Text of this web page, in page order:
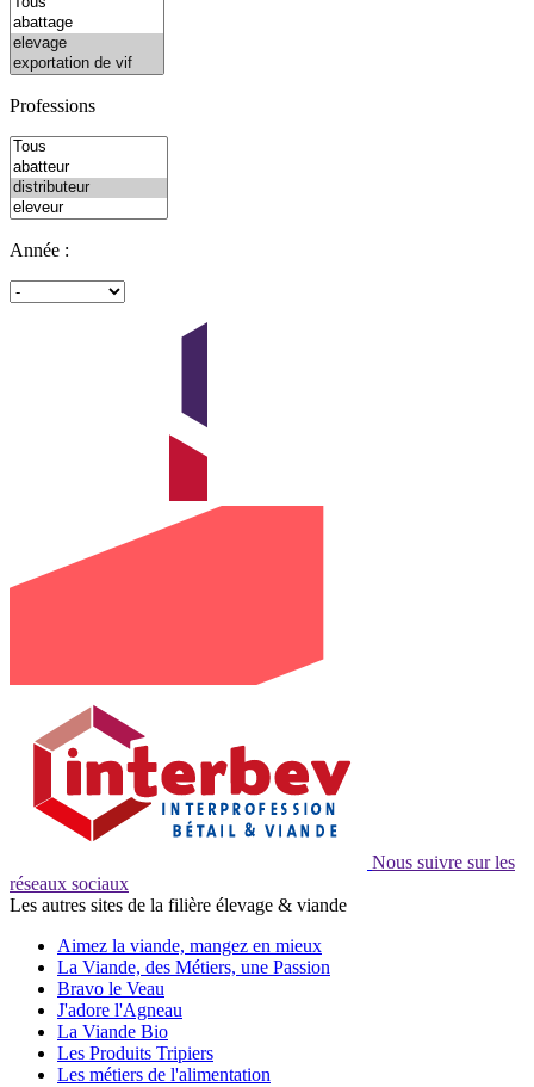
Professions
Année :
Nous suivre sur les
réseaux sociaux
Les autres sites de la filière élevage & viande
Aimez la viande, mangez en mieux
La Viande, des Métiers, une Passion
Bravo le Veau
J'adore l'Agneau
La Viande Bio
Les Produits Tripiers
Les métiers de l'alimentation